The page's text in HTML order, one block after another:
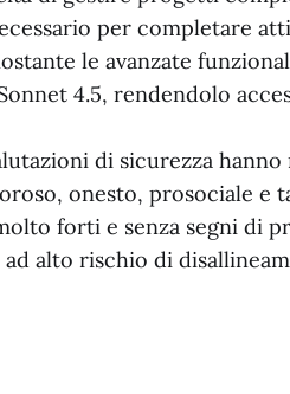
per completare
le avanzate
4.5, rendendolo
di sicurezza
onesto, prosociale e
forti e senza segni di
alto rischio di